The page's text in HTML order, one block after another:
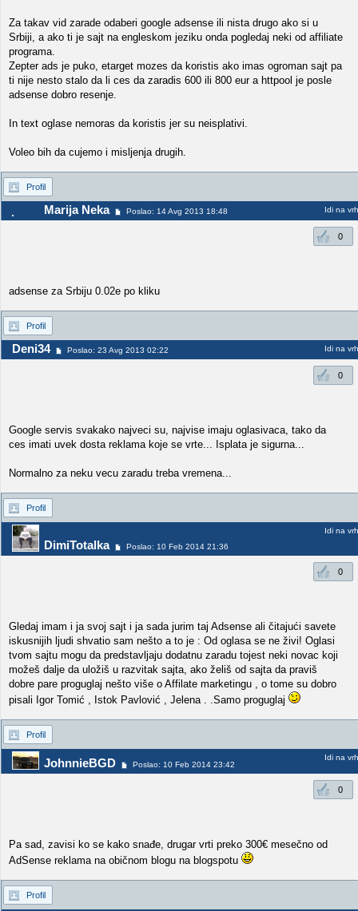
Za takav vid zarade odaberi google adsense ili nista drugo ako si u
Srbiji, a ako ti je sajt na engleskom jeziku onda pogledaj neki od affiliate
programa.
Zepter ads je puko, etarget mozes da koristis ako imas ogroman sajt pa
ti nije nesto stalo da li ces da zaradis 600 ili 800 eur a httpool je posle
adsense dobro resenje.
In text oglase nemoras da koristis jer su neisplativi.
Voleo bih da cujemo i misljenja drugih.
Profil
Marija Neka Poslao: 14 Avg 2013 18:48 Idi na vrh
0
adsense za Srbiju 0.02e po kliku
Profil
Deni34 Poslao: 23 Avg 2013 02:22 Idi na vrh
0
Google servis svakako najveci su, najvise imaju oglasivaca, tako da
ces imati uvek dosta reklama koje se vrte... Isplata je sigurna...
Normalno za neku vecu zaradu treba vremena...
Profil
DimiTotalka Poslao: 10 Feb 2014 21:36
Idi na vrh
0
Gledaj imam i ja svoj sajt i ja sada jurim taj Adsense ali čitajući savete
iskusnijih ljudi shvatio sam nešto a to je : Od oglasa se ne živi! Oglasi
tvom sajtu mogu da predstavljaju dodatnu zaradu tojest neki novac koji
možeš dalje da uložiš u razvitak sajta, ako želiš od sajta da praviš
dobre pare proguglaj nešto više o Affilate marketingu , o tome su dobro
pisali Igor Tomić , Istok Pavlović , Jelena . .Samo proguglaj
Profil
JohnnieBGD Poslao: 10 Feb 2014 23:42
Idi na vrh
0
Pa sad, zavisi ko se kako snađe, drugar vrti preko 300€ mesečno od
AdSense reklama na običnom blogu na blogspotu
Profil